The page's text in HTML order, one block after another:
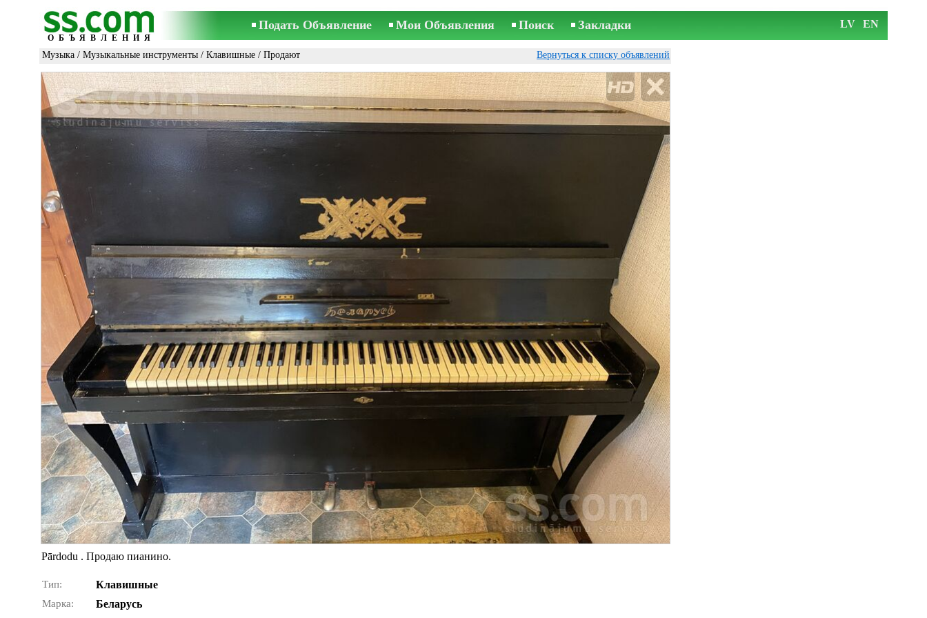
ОБЪЯВЛЕНИЯ
Подать Объявление Мои Объявления Поиск Закладки LV EN
Музыка / Музыкальные инструменты / Клавишные / Продают Вернуться к списку объявлений
Pārdodu . Продаю пианино.
Тип: Клавишные
Марка: Беларусь